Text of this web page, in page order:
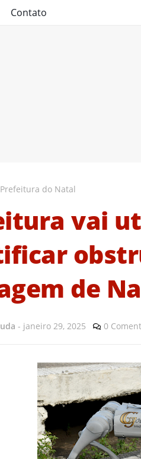
Contato
Prefeitura do Natal
vai
de
- janeiro 29, 2025 0